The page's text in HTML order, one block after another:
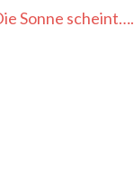
Sonne scheint….